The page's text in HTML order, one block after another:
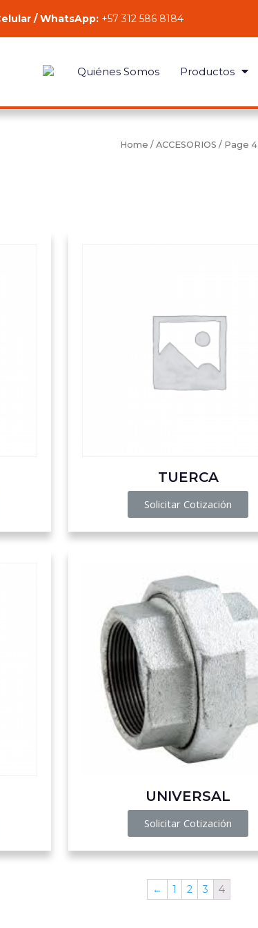
/ WhatsApp:+57 312 586 8184
Quiénes Somos Productos
Home / ACCESORIOS / Page 4
TUERCA
Solicitar Cotización
UNIVERSAL
Solicitar Cotización
← 1 2 3 4